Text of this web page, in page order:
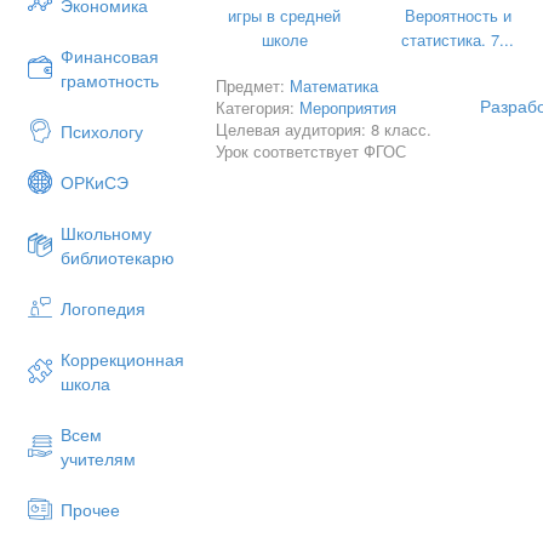
Экономика
Финансовая
грамотность
Психологу
ОРКиСЭ
Школьному
библиотекарю
Логопедия
Коррекционная
школа
Всем
учителям
Прочее
Ноутбук, проектор.
Микрофоны.
игры в средней
школе
Вероятность и
статистика. 7...
Предмет: Математика
Категория: Мероприятия
Целевая аудитория: 8 класс.
Урок соответствует ФГОС